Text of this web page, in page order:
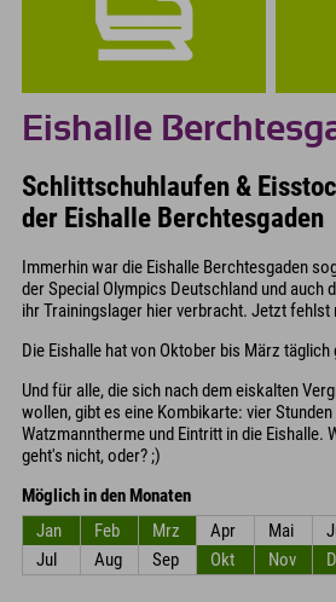
Eishalle
Schlittschuhlaufen &
der Eishalle Berchtesgaden
Immerhin war die Eishalle Berchtesgaden
der Special Olympics Deutschland und auch
ihr Trainingslager hier verbracht. Jetzt fehlst
Die Eishalle hat von Oktober bis März
Und für alle, die sich nach dem eiskalten
wollen, gibt es eine Kombikarte: vier
Watzmanntherme und Eintritt in die Eishalle.
geht's nicht, oder? ;)
Möglich in den Monaten
Jan
Feb Mrz Apr Mai
Jul
Aug Sep Okt Nov